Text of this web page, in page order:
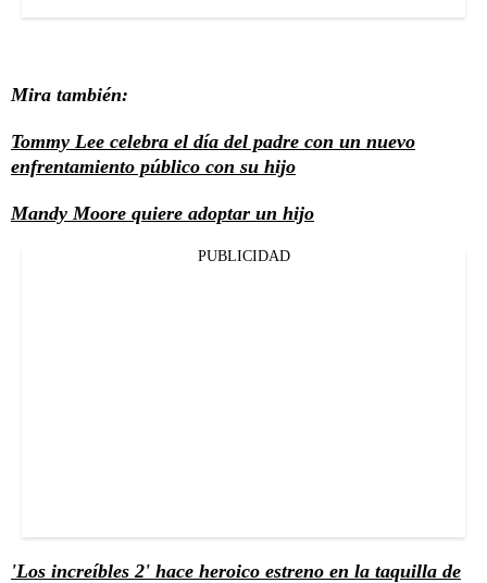
Mira también:
Tommy Lee celebra el día del padre con un nuevo
enfrentamiento público con su hijo
Mandy Moore quiere adoptar un hijo
PUBLICIDAD
'Los increíbles 2' hace heroico estreno en la taquilla de